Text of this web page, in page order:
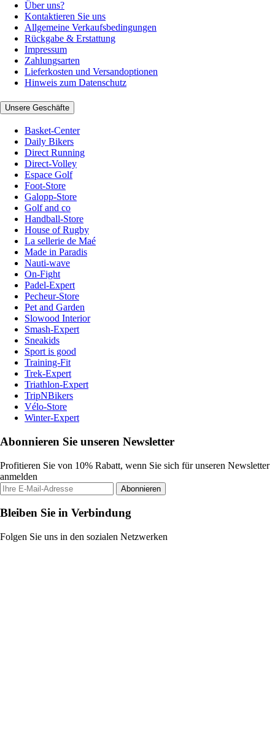
Über uns?
Kontaktieren Sie uns
Allgemeine Verkaufsbedingungen
Rückgabe & Erstattung
Impressum
Zahlungsarten
Lieferkosten und Versandoptionen
Hinweis zum Datenschutz
Unsere Geschäfte
Basket-Center
Daily Bikers
Direct Running
Direct-Volley
Espace Golf
Foot-Store
Galopp-Store
Golf and co
Handball-Store
House of Rugby
La sellerie de Maé
Made in Paradis
Nauti-wave
On-Fight
Padel-Expert
Pecheur-Store
Pet and Garden
Slowood Interior
Smash-Expert
Sneakids
Sport is good
Training-Fit
Trek-Expert
Triathlon-Expert
TripNBikers
Vélo-Store
Winter-Expert
Abonnieren Sie unseren Newsletter
Profitieren Sie von 10% Rabatt, wenn Sie sich für unseren Newsletter
anmelden
Abonnieren
Bleiben Sie in Verbindung
Folgen Sie uns in den sozialen Netzwerken